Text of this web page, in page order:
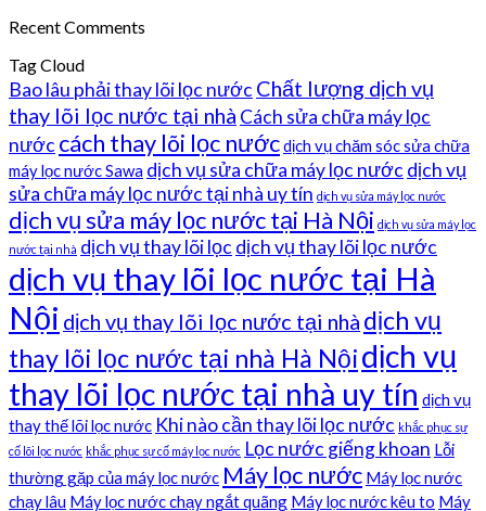
Recent Comments
Tag Cloud
Bao lâu phải thay lõi lọc nước Chất lượng dịch vụ
thay lõi lọc nước tại nhà Cách sửa chữa máy lọc
nước cách thay lõi lọc nướcdịch vụ chăm sóc sửa chữa
máy lọc nước Sawa dịch vụ sửa chữa máy lọc nước dịch vụ
sửa chữa máy lọc nước tại nhà uy tín dịch vụ sửa máy lọc nước
dịch vụ sửa máy lọc nước tại Hà Nội dịch vụ sửa máy lọc
nước tại nhà dịch vụ thay lõi lọc dịch vụ thay lõi lọc nước
dịch vụ thay lõi lọc nước tại Hà
Nội dịch vụ thay lõi lọc nước tại nhà dịch vụ
thay lõi lọc nước tại nhà Hà Nộidịch vụ
thay lõi lọc nước tại nhà uy tín dịch vụ
thay thế lõi lọc nước Khi nào cần thay lõi lọc nước khắc phục sự
cố lõi lọc nước khắc phục sự cố máy lọc nước Lọc nước giếng khoan Lỗi
thường gặp của máy lọc nước Máy lọc nước Máy lọc nước
chạy lâu Máy lọc nước chạy ngắt quãng Máy lọc nước kêu to Máy